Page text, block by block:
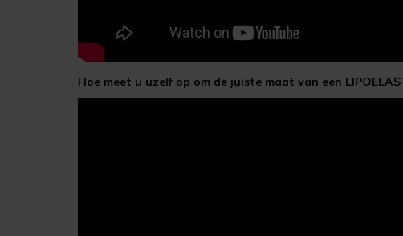
Hoe meet u uzelf op om de juiste maat van een